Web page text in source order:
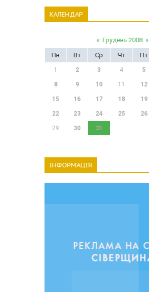
КАЛЕНДАР
« Грудень 2008 »
Пн
Вт Ср Чт Пт
1 2 3 4 5
8 9 10 11 12
15 16 17 18 19
22 23 24 25 26
29 30 31
ІНФОРМАЦІЯ